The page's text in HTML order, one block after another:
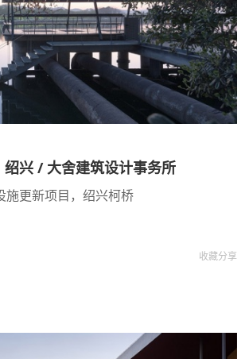
绍兴 / 大舍建筑设计事务所
施更新项目，绍兴柯桥
收藏分享